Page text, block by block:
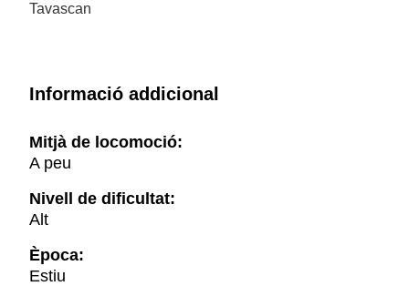
Tavascan
Informació addicional
Mitjà de locomoció:
A peu
Nivell de dificultat:
Alt
Època:
Estiu